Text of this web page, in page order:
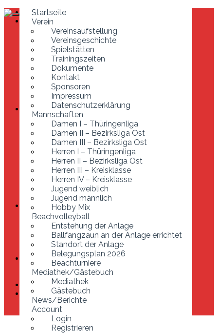
Startseite
Verein
Vereinsaufstellung
Vereinsgeschichte
Spielstätten
Trainingszeiten
Dokumente
Kontakt
Sponsoren
Impressum
Datenschutzerklärung
Mannschaften
Damen I – Thüringenliga
Damen II – Bezirksliga Ost
Damen III – Bezirksliga Ost
Herren I – Thüringenliga
Herren II – Bezirksliga Ost
Herren III – Kreisklasse
Herren IV – Kreisklasse
Jugend weiblich
Jugend männlich
Hobby Mix
Beachvolleyball
Entstehung der Anlage
Ballfangzaun an der Anlage errichtet
Standort der Anlage
Belegungsplan 2026
Beachturniere
Mediathek/Gästebuch
Mediathek
Gästebuch
News/Berichte
Account
Login
Registrieren
Startseite
Verein
Vereinsaufstellung
Vereinsgeschichte
Spielstätten
Trainingszeiten
Dokumente
Kontakt
Sponsoren
Impressum
Datenschutzerklärung
Mannschaften
Damen I – Thüringenliga
Damen II – Bezirksliga Ost
Damen III – Bezirksliga Ost
Herren I – Thüringenliga
Herren II – Bezirksliga Ost
Herren III – Kreisklasse
Herren IV – Kreisklasse
Jugend weiblich
Jugend männlich
Hobby Mix
Beachvolleyball
Entstehung der Anlage
Ballfangzaun an der Anlage errichtet
Standort der Anlage
Belegungsplan 2026
Beachturniere
Mediathek/Gästebuch
Mediathek
Gästebuch
News/Berichte
Account
Login
Registrieren